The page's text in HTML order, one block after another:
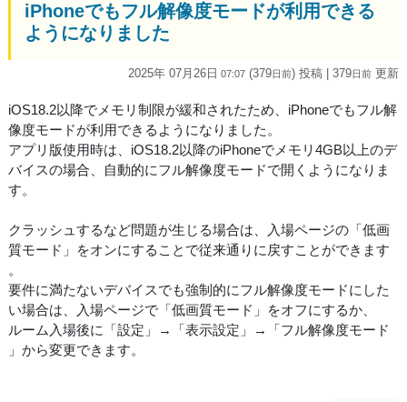
iPhoneでもフル解像度モードが利用できる
ようになりました
2025年 07月26日 07:07 (379日前) 投稿 | 379日前 更新
iOS18.2以降でメモリ制限が緩和されたため、iPhoneでもフル解
像度モードが利用できるようになりました。
アプリ版使用時は、iOS18.2以降のiPhoneでメモリ4GB以上のデ
バイスの場合、自動的にフル解像度モードで開くようになりま
す。
クラッシュするなど問題が生じる場合は、入場ページの「低画
質モード」をオンにすることで従来通りに戻すことができます
。
要件に満たないデバイスでも強制的にフル解像度モードにした
い場合は、入場ページで「低画質モード」をオフにするか、
ルーム入場後に「設定」→「表示設定」→「フル解像度モード
」から変更できます。